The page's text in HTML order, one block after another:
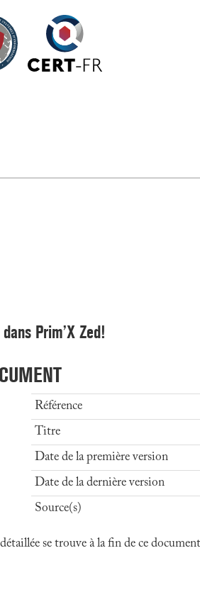
Prim’X Zed!
Référence
Titre
Date de la première version
Date de la dernière version
Source(s)
se trouve à la fin de ce